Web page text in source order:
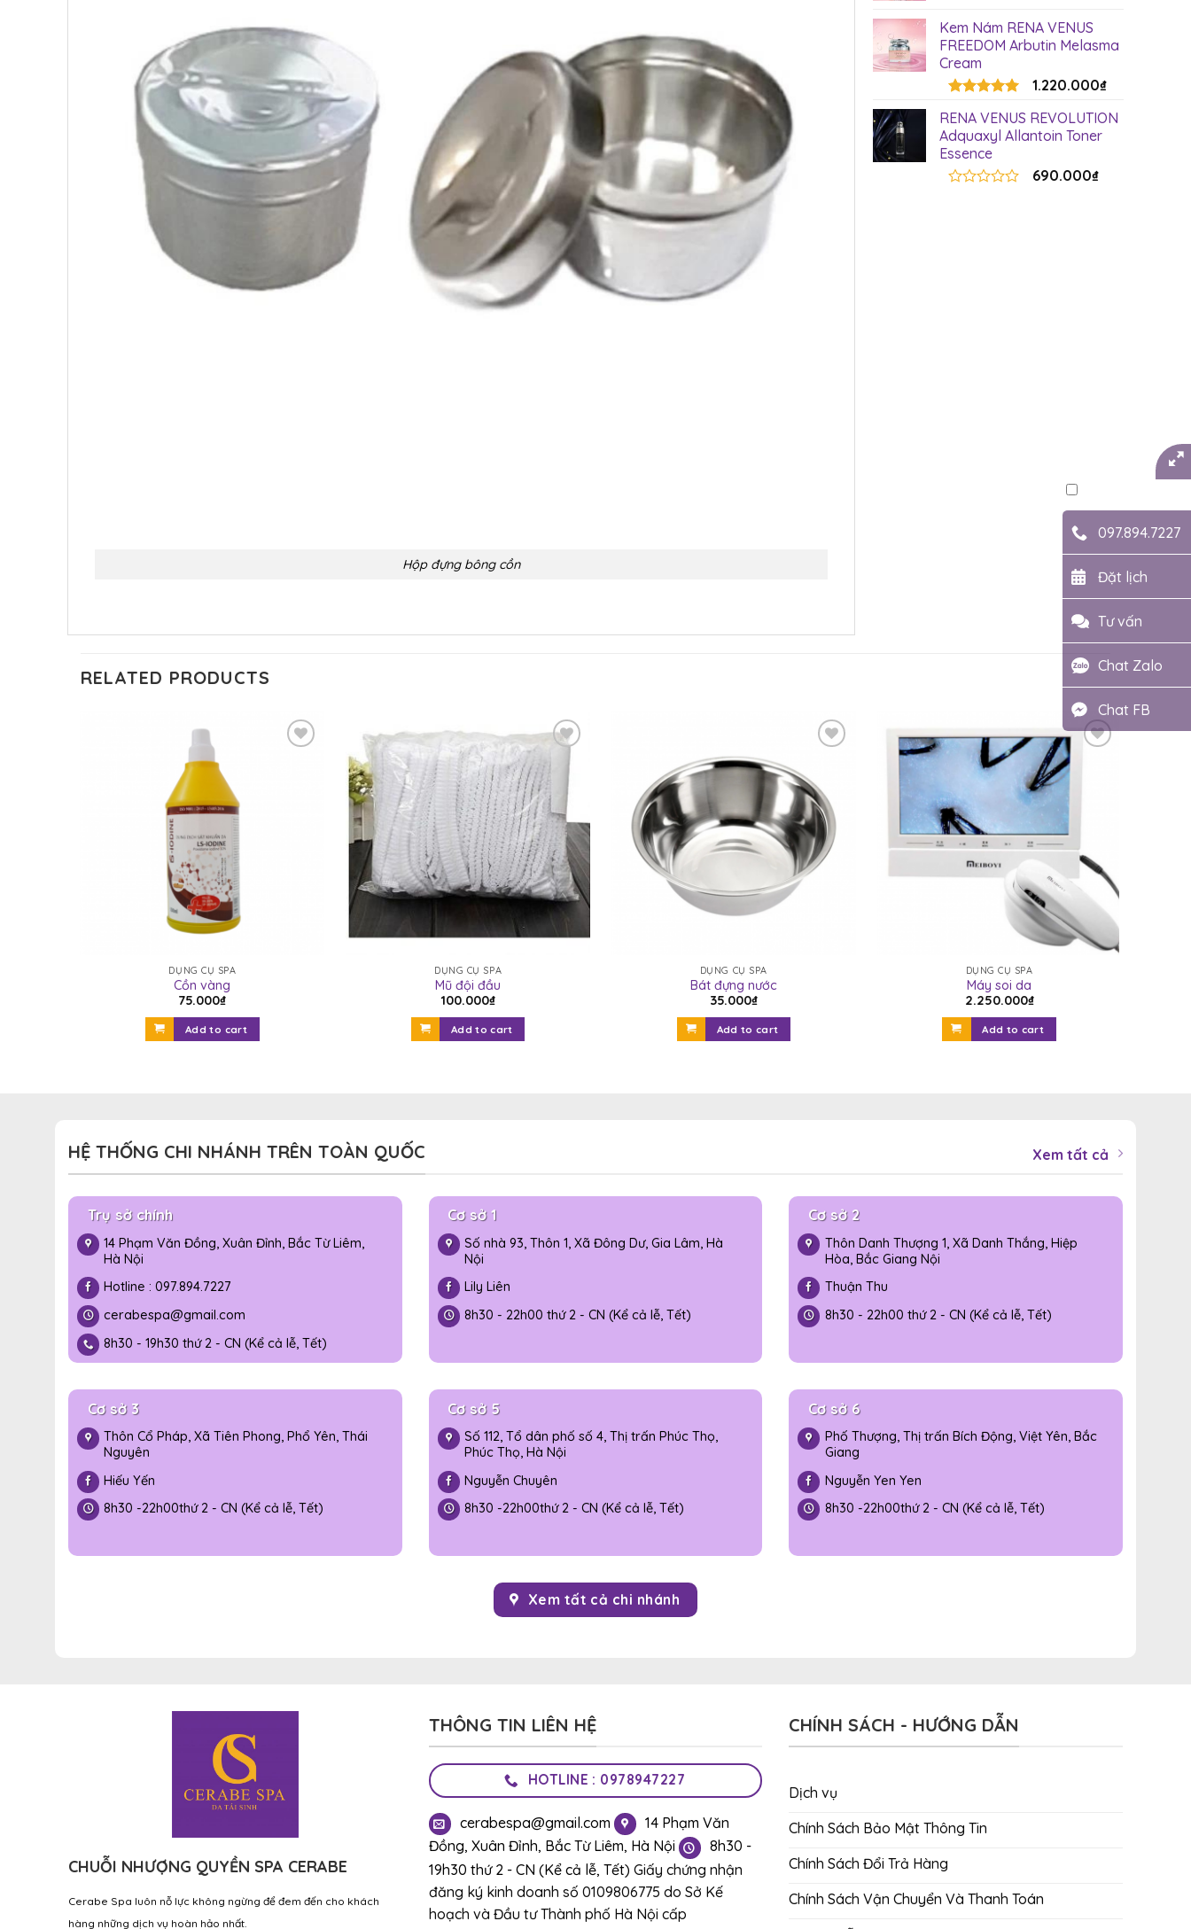
Hộp đựng bông cồn
Kem Nám RENA VENUS
FREEDOM Arbutin Melasma
Cream
out of 5
1.220.000₫
RENA VENUS REVOLUTION
Adquaxyl Allantoin Toner
Essence
690.000₫
RELATED PRODUCTS
DỤNG CỤ SPA
Cồn vàng
75.000₫
Add to cart
Yêu
thích
DỤNG CỤ SPA
Mũ đội đầu
100.000₫
Add to cart
DỤNG CỤ SPA
Bát đựng nước
35.000₫
Add to cart
DỤNG CỤ SPA
Máy soi da
2.250.000₫
Add to cart
HỆ THỐNG CHI NHÁNH TRÊN TOÀN QUỐC Xem tất cả
Trụ sở chính
14 Phạm Văn Đồng, Xuân Đỉnh, Bắc Từ Liêm,
Hà Nội
Hotline : 097.894.7227
cerabespa@gmail.com
8h30 - 19h30 thứ 2 - CN (Kể cả lễ, Tết)
Cơ sở 1
Số nhà 93, Thôn 1, Xã Đông Dư, Gia Lâm, Hà
Nội
Lily Liên
8h30 - 22h00 thứ 2 - CN (Kể cả lễ, Tết)
Cơ sở 2
Thôn Danh Thượng 1, Xã Danh Thắng, Hiệp
Hòa, Bắc Giang Nội
Thuận Thu
8h30 - 22h00 thứ 2 - CN (Kể cả lễ, Tết)
Cơ sở 3
Thôn Cổ Pháp, Xã Tiên Phong, Phổ Yên, Thái
Nguyên
Hiếu Yến
8h30 -22h00thứ 2 - CN (Kể cả lễ, Tết)
Cơ sở 5
Số 112, Tổ dân phố số 4, Thị trấn Phúc Thọ,
Phúc Thọ, Hà Nội
Nguyễn Chuyên
8h30 -22h00thứ 2 - CN (Kể cả lễ, Tết)
Cơ sở 6
Phố Thượng, Thị trấn Bích Động, Việt Yên, Bắc
Giang
Nguyễn Yen Yen
8h30 -22h00thứ 2 - CN (Kể cả lễ, Tết)
Xem tất cả chi nhánh
CHUỖI NHƯỢNG QUYỀN SPA CERABE
Cerabe Spa luôn nỗ lực không ngừng để đem đến cho khách
hàng những dịch vụ hoàn hảo nhất.
THÔNG TIN LIÊN HỆ
HOTLINE : 0978947227
cerabespa@gmail.com
14 Phạm Văn
Đồng, Xuân Đỉnh, Bắc Từ Liêm, Hà Nội
8h30 -
19h30 thứ 2 - CN (Kể cả lễ, Tết) Giấy chứng nhận
đăng ký kinh doanh số 0109806775 do Sở Kế
hoạch và Đầu tư Thành phố Hà Nội cấp
CHÍNH SÁCH - HƯỚNG DẪN
Dịch vụ
Chính Sách Bảo Mật Thông Tin
Chính Sách Đổi Trả Hàng
Chính Sách Vận Chuyển Và Thanh Toán
097.894.7227
Đặt lịch
Tư vấn
Chat Zalo
Chat FB